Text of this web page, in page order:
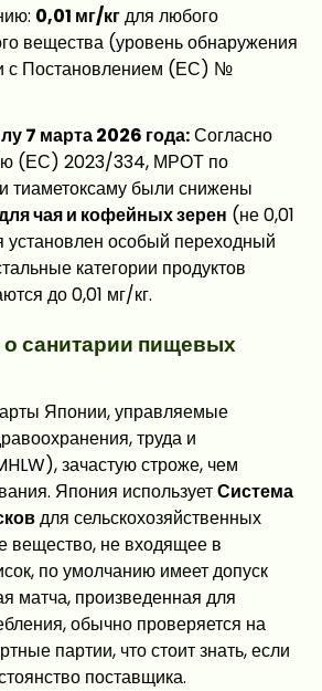
0,01 мг/кгдля любого
вещества (уровень обнаружения
с Постановлением (ЕС) №
7 марта 2026 года:Согласно
(ЕС) 2023/334, МРОТ по
тиаметоксаму были снижены
чая и кофейных зерен (не 0,01
установлен особый переходный
категории продуктов
до 0,01 мг/кг.
санитарии пищевых
Японии, управляемые
труда и
зачастую строже, чем
Япония используетСистема
для сельскохозяйственных
вещество, не входящее в
по умолчанию имеет допуск
матча, произведенная для
обычно проверяется на
партии, что стоит знать, если
поставщика.